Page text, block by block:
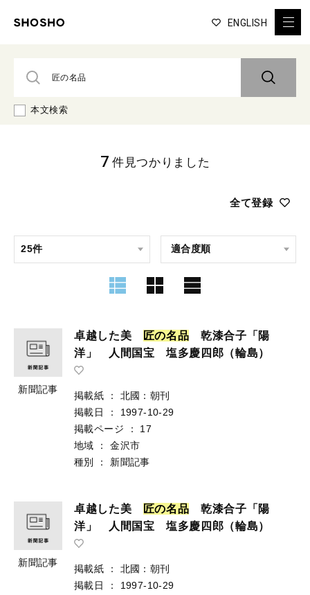
ENGLISH
本文検索
全て登録
7 件見つかりました
新聞記事
卓越した美 匠の名品 乾漆合子「陽
洋」 人間国宝 塩多慶四郎（輪島）
掲載紙 ：
北國：朝刊
掲載日
：
1997-10-29
掲載ページ
：
17
地域
：
金沢市
種別
： 新聞記事
新聞記事
卓越した美 匠の名品 乾漆合子「陽
洋」 人間国宝 塩多慶四郎（輪島）
掲載紙 ：
北國：朝刊
掲載日
：
1997-10-29